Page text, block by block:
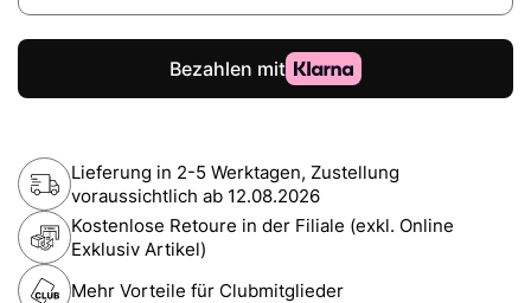
Lieferung in 2-5 Werktagen, Zustellung
voraussichtlich ab 12.08.2026
Kostenlose Retoure in der Filiale (exkl. Online
Exklusiv Artikel)
Mehr Vorteile für Clubmitglieder